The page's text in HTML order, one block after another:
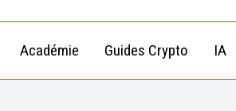
(BTC)
Académie
Débutant
Intermédiaire
Guides Crypto IA